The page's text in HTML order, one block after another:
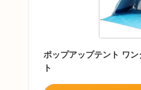
ポップアップテント ワ
ト